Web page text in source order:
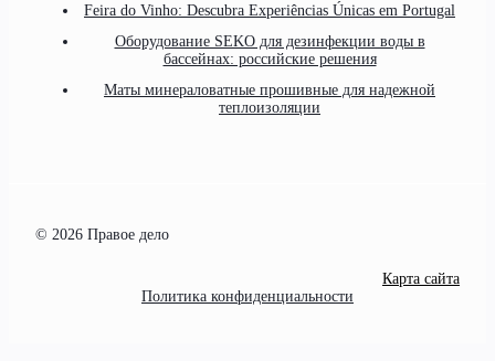
Feira do Vinho: Descubra Experiências Únicas em Portugal
Оборудование SEKO для дезинфекции воды в
бассейнах: российские решения
Маты минераловатные прошивные для надежной
теплоизоляции
© 2026 Правое дело
Карта сайта
Политика конфиденциальности